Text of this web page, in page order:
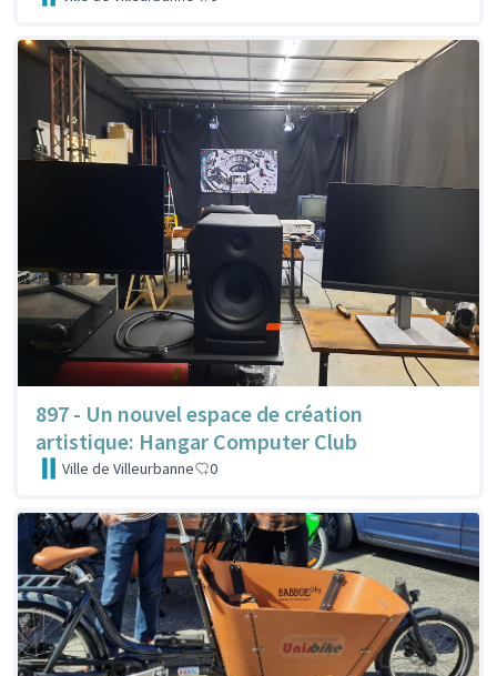
897 - Un nouvel espace de création
artistique: Hangar Computer Club
Ville de Villeurbanne 0